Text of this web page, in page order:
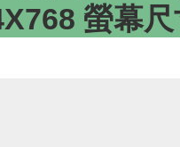
螢幕